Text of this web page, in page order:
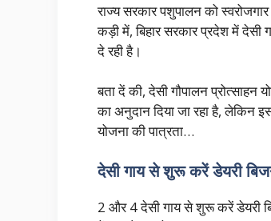
राज्य सरकार पशुपालन को
कड़ी में, बिहार सरकार प्रदेश में देसी
दे रही है।
बता दें की, देसी गौपालन
का अनुदान दिया जा रहा है, लेकिन
योजना की पात्रता…
देसी गाय से शुरू करें डेयरी
2 और 4 देसी गाय से शुरू करें डेयरी